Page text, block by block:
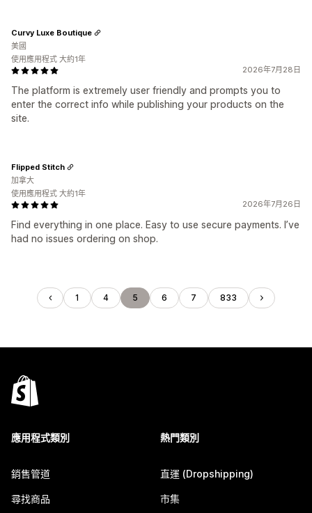
2026年7月28日
The platform is extremely user friendly and prompts you to
enter the correct info while publishing your products on the
site.
Curvy Luxe Boutique
美國
使用應用程式 大約1年
2026年7月26日
Find everything in one place. Easy to use secure payments. I’ve
had no issues ordering on shop.
Flipped Stitch
加拿大
使用應用程式 大約1年
1 4 5 6 7 833
應用程式類別
銷售管道
尋找商品
熱門類別
直運 (Dropshipping)
市集